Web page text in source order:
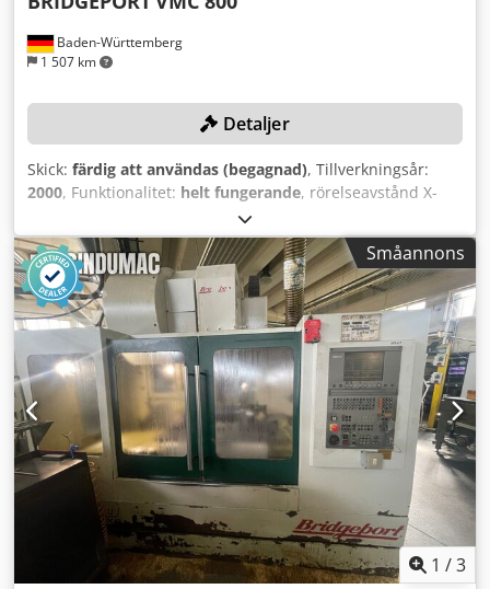
Baden-Württemberg
1 507 km
Detaljer
Skick: färdig att användas (begagnad), Tillverkningsår:
2000, Funktionalitet: helt fungerande, rörelseavstånd X-
, Y-axelns rörelse:
axel:500 mm, kontrollermodell:Heidenhain TNC 410,
varvtal (max):10 000 varv/min, Ingen lägsta pris –
garanterad försäljning till högsta bud! TEKNISKA DETALJER
Förflyttningsområde X-axel: 800 mm Förflyttningsområde Y-
axel: 500 mm Förflyttningsområde Z-axel: 500 mm
Varvtalsområde: 0–10 000 varv/min Varvtalsreglering:
steglös Verktygshållare: SK 40 Djdjzmryyspfx Apbswa
Magasinplatser: 20 MASKINDETALJER Styrsystem:
Heidenhain TNC 410 Spännyta: 1 000 × 500 mm
UTRUSTNING Fast vinklad arbetsbord Vertikal
verktygsomkopplare Heltäckande skyddskapsel med
skjutdörrar och invändig belysning Diverse verktygshållare
SK 40 Elektroniskt handhjul Kylvätskesystem med förstärkt
pump Kylvätsketryck: 20 bar Spåntransportör
Bruksanvisning
Småannons
1 /3